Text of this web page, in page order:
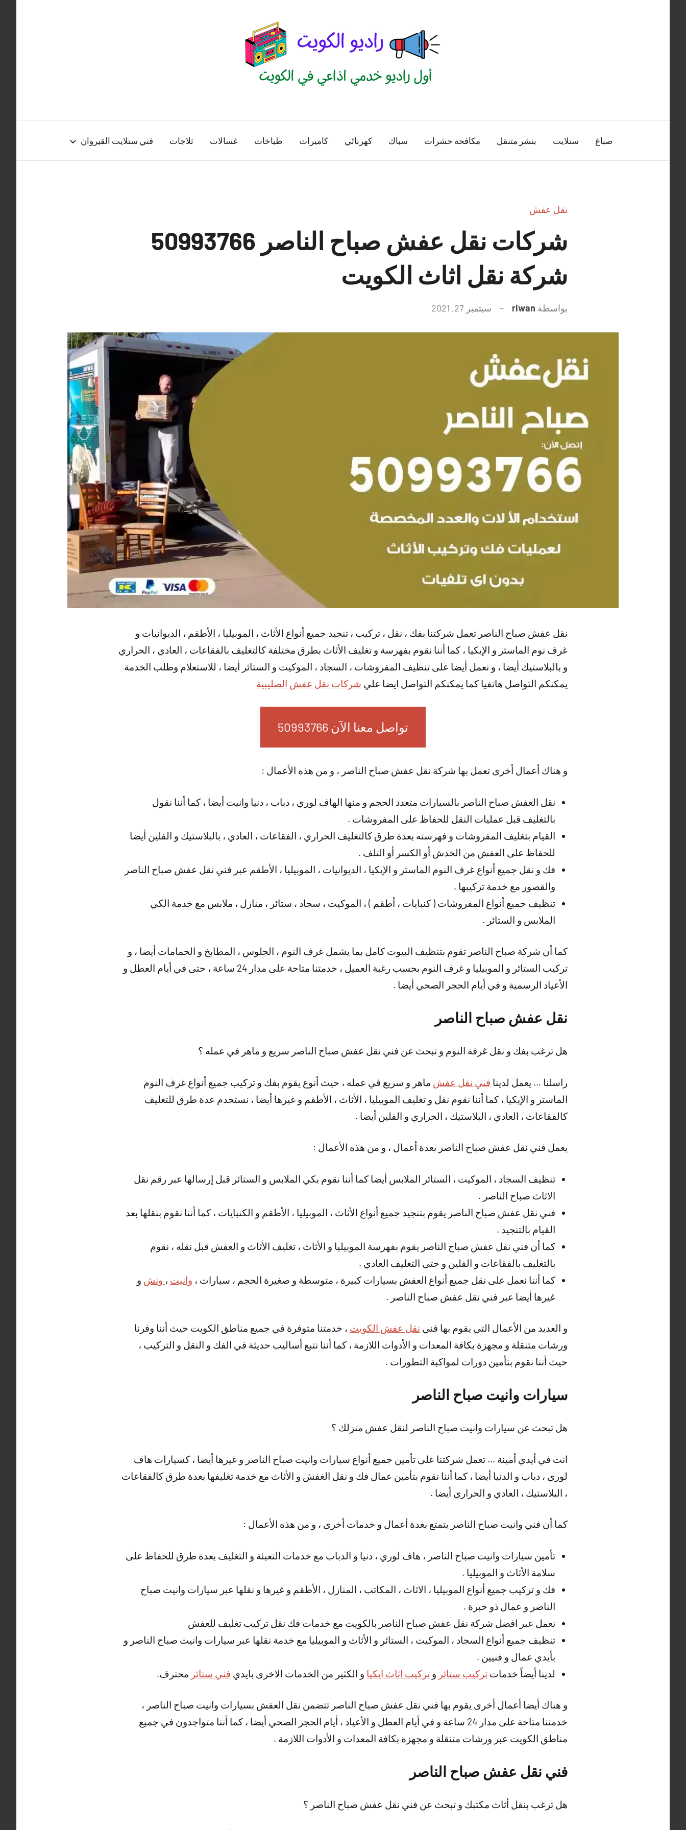
الكويت
منصة
اذاعية
صباغ ستلايت بنشر متنقل مكافحة حشرات سباك كهربائي كاميرات طباخات غسالات ثلاجات فني ستلايت القيروان
نقل عفش
شركات نقل عفش صباح الناصر 50993766
شركة نقل اثاث الكويت
بواسطة riwan سبتمبر 27, 2021
نقل عفش صباح الناصر تعمل شركتنا بفك ، نقل ، تركيب ، تنجيد جميع أنواع الأثاث ، الموبيليا ، الأطقم ، الديوانيات و
غرف نوم الماستر و الإيكيا ، كما أننا نقوم بفهرسة و تغليف الأثاث بطرق مختلفة كالتغليف بالفقاعات ، العادي ، الحراري
و بالبلاستيك أيضا ، و نعمل أيضا على تنظيف المفروشات ، السجاد ، الموكيت و الستائر أيضا ، للاستعلام وطلب الخدمة
يمكنكم التواصل هاتفيا كما يمكنكم التواصل ايضا علي شركات نقل عفش الصليبية
تواصل معنا الآن 50993766
و هناك أعمال أخرى تعمل بها شركة نقل عفش صباح الناصر ، و من هذه الأعمال :
نقل العفش صباح الناصر بالسيارات متعدد الحجم و منها الهاف لوري ، دباب ، دنيا وانيت أيضا ، كما أننا نقول
بالتغليف قبل عمليات النقل للحفاظ على المفروشات .
القيام بتغليف المفروشات و فهرسته بعدة طرق كالتغليف الحراري ، الفقاعات ، العادي ، بالبلاستيك و الفلين أيضا
للحفاظ على العفش من الخدش أو الكسر أو التلف .
فك و نقل جميع أنواع غرف النوم الماستر و الإيكيا ، الديوانيات ، الموبيليا ، الأطقم عبر فني نقل عفش صباح الناصر
والقصور مع خدمة تركيبها .
تنظيف جميع أنواع المفروشات ( كنبايات ، أطقم ) ، الموكيت ، سجاد ، ستائر ، منازل ، ملابس مع خدمة الكي
الملابس و الستائر .
كما أن شركة صباح الناصر تقوم بتنظيف البيوت كامل بما يشمل غرف النوم ، الجلوس ، المطابخ و الحمامات أيضا ، و
تركيب الستائر و الموبيليا و غرف النوم بحسب رغبة العميل ، خدمتنا متاحة على مدار 24 ساعة ، حتى في أيام العطل و
الأعياد الرسمية و في أيام الحجر الصحي أيضا .
نقل عفش صباح الناصر
هل ترغب بفك و نقل غرفة النوم و تبحث عن فني نقل عفش صباح الناصر سريع و ماهر في عمله ؟
راسلنا … يعمل لدينا فني نقل عفش ماهر و سريع في عمله ، حيث أنوع يقوم بفك و تركيب جميع أنواع غرف النوم
الماستر و الإيكيا ، كما أننا نقوم نقل و تغليف الموبيليا ، الأثاث ، الأطقم و غيرها أيضا ، نستخدم عدة طرق للتغليف
كالفقاعات ، العادي ، البلاستيك ، الحراري و الفلين أيضا .
يعمل فني نقل عفش صباح الناصر بعدة أعمال ، و من هذه الأعمال :
تنظيف السجاد ، الموكيت ، الستائر الملابس أيضا كما أننا نقوم بكي الملابس و الستائر قبل إرسالها عبر رقم نقل
الاثاث صباح الناصر .
فني نقل عفش صباح الناصر يقوم بتنجيد جميع أنواع الأثاث ، الموبيليا ، الأطقم و الكنبايات ، كما أننا نقوم بنقلها بعد
القيام بالتنجيد .
كما أن فني نفل عفش صباح الناصر يقوم بفهرسة الموبيليا و الأثاث ، تغليف الأثاث و العفش قبل نقله ، نقوم
بالتغليف بالفقاعات و الفلين و حتى التغليف العادي .
كما أننا نعمل على نقل جميع أنواع العفش بسيارات كبيرة ، متوسطة و صغيرة الحجم ، سيارات ، وانيت ، ونش و
غيرها أيضا عبر فني نقل عفش صباح الناصر .
و العديد من الأعمال التي يقوم بها فني نقل عفش الكويت ، خدمتنا متوفرة في جميع مناطق الكويت حيث أننا وفرنا
ورشات متنقلة و مجهزة بكافة المعدات و الأدوات اللازمة ، كما أننا نتبع أساليب حديثة في الفك و النقل و التركيب ،
حيث أننا نقوم بتأمين دورات لمواكبة التطورات .
سيارات وانيت صباح الناصر
هل تبحث عن سيارات وانيت صباح الناصر لنقل عفش منزلك ؟
انت في أيدي أمينة … تعمل شركتنا على تأمين جميع أنواع سيارات وانيت صباح الناصر و غيرها أيضا ، كسيارات هاف
لوري ، دباب و الدنيا أيضا ، كما أننا نقوم بتأمين عمال فك و نقل الغفش و الأثاث مع خدمة تغليفها بعدة طرق كالفقاعات
، البلاستيك ، العادي و الحراري أيضا .
كما أن فني وانيت صباح الناصر يتمتع بعدة أعمال و خدمات أخرى ، و من هذه الأعمال :
تأمين سيارات وانيت صباح الناصر ، هاف لوري ، دنيا و الدباب مع خدمات التعبئة و التغليف بعدة طرق للحفاظ على
سلامة الأثاث و الموبيليا .
فك و تركيب جميع أنواع الموبيليا ، الاثاث ، المكاتب ، المنازل ، الأطقم و غيرها و نقلها عبر سيارات وانيت صباح
الناصر و عمال ذو خبرة .
نعمل عبر افضل شركة نقل عفش صباح الناصر بالكويت مع خدمات فك نقل تركيب تغليف للعفش
تنظيف جميع أنواع السجاد ، الموكيت ، الستائر و الأثاث و الموبيليا مع خدمة نقلها عبر سيارات وانيت صباح الناصر و
بأيدي عمال و فنيين .
لدينا أيضاً خدمات تركيب ستائر و تركيب اثاث ايكيا و الكثير من الخدمات الاخرى بايدي فني ستائر محترف.
و هناك أيضا أعمال أخرى يقوم بها فني نقل عفش صباح الناصر تتضمن نقل العفش بسيارات وانيت صباح الناصر ،
خدمتنا متاحة على مدار 24 ساعة و في أيام العطل و الأعياد ، أيام الحجر الصحي أيضا ، كما أننا متواجدون في جميع
مناطق الكويت عبر ورشات متنقلة و مجهزة بكافة المعدات و الأدوات اللازمة .
فني نقل عفش صباح الناصر
هل ترغب بنقل أثاث مكتبك و تبحث عن فني نقل عفش صباح الناصر ؟